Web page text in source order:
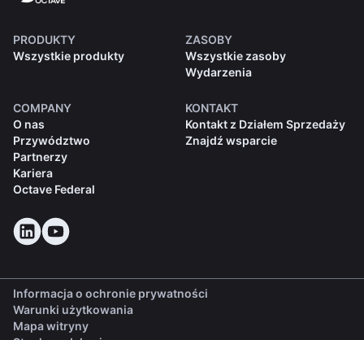
PRODUKTY
Wszystkie produkty
ZASOBY
Wszystkie zasoby
Wydarzenia
COMPANY
O nas
Przywództwo
Partnerzy
Kariera
Octave Federal
KONTAKT
Kontakt z Działem Sprzedaży
Znajdź wsparcie
Informacja o ochronie prywatności
Warunki użytkowania
Mapa witryny